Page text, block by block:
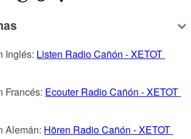
Inglés: Listen Radio Cañón - XETOT
Francés: Ecouter Radio Cañón - XETOT
Alemán: Hören Radio Cañón - XETOT